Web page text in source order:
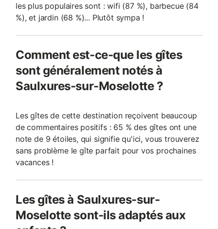
les plus populaires sont : wifi (87 %), barbecue (84
%), et jardin (68 %)... Plutôt sympa !
Comment est-ce-que les gîtes
sont généralement notés à
Saulxures-sur-Moselotte ?
Les gîtes de cette destination reçoivent beaucoup
de commentaires positifs : 65 % des gîtes ont une
note de 9 étoiles, qui signifie qu'ici, vous trouverez
sans problème le gîte parfait pour vos prochaines
vacances !
Les gîtes à Saulxures-sur-
Moselotte sont-ils adaptés aux